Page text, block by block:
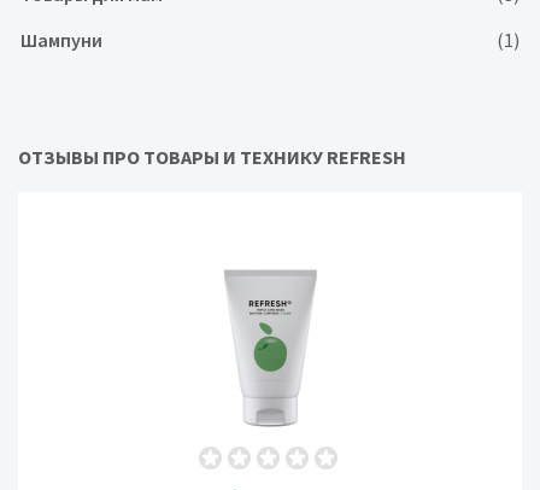
Шампуни
(1)
ОТЗЫВЫ ПРО ТОВАРЫ И ТЕХНИКУ REFRESH